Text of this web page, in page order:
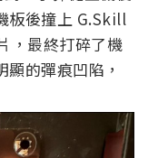
板後撞上 G.Skill
，最終打碎了機
的彈痕凹陷，